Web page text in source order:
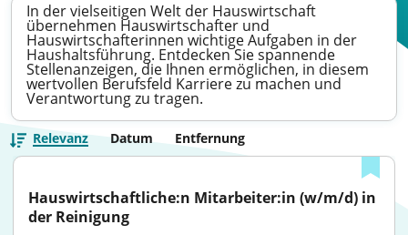
In der vielseitigen Welt der Hauswirtschaft
übernehmen Hauswirtschafter und
Hauswirtschafterinnen wichtige Aufgaben in der
Haushaltsführung. Entdecken Sie spannende
Stellenanzeigen, die Ihnen ermöglichen, in diesem
wertvollen Berufsfeld Karriere zu machen und
Verantwortung zu tragen.
Relevanz Datum Entfernung
Hauswirtschaftliche:n Mitarbeiter:in (w/m/d) in
der Reinigung